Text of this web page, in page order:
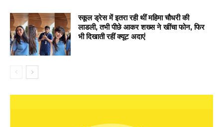
स्कूल ड्रेस में इतरा रही थीं महिमा चौधरी की
लाडली, तभी पीछे आकर शख्स ने खींचा फोन, फिर
भी दिखाती रहीं क्यूट अदाएं